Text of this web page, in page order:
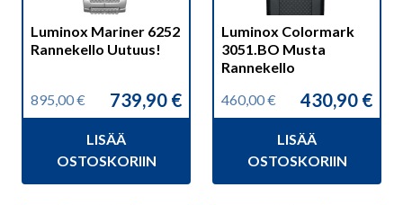
Luminox Mariner 6252
Rannekello Uutuus!
895,00€
Alkuperäinen
hinta
895,00 €.
739,90 €
Nykyinen
hinta
739,90 €.
LISÄÄ
OSTOSKORIIN
Luminox Colormark
3051.BO Musta
Rannekello
460,00€
Alkuperäinen
hinta
460,00 €.
430,90 €
Nykyinen
hinta
430,90 €.
LISÄÄ
OSTOSKORIIN